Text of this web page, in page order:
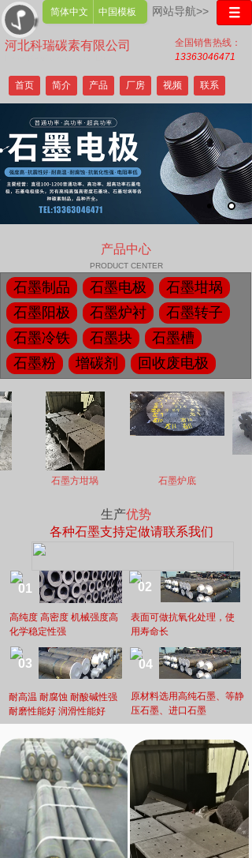
简体中文 中国模板 网站导航>>
全国销售热线：
13363046471
河北科瑞碳素有限公司
首页 简介 产品 厂房 视频 联系
产品中心
PRODUCT CENTER
石墨制品 石墨电极
石墨坩埚
石墨阳极
石墨炉衬
石墨转子
石墨冷铁
石墨块
石墨槽
石墨粉
增碳剂 回收废电极
石墨方坩埚 石墨炉底
生产优势
各种石墨支持定做请联系我们
02
01
表面可做抗氧化处理，使
用寿命长
高纯度 高密度 机械强度高
化学稳定性强
03 04
原材料选用高纯石墨、等静
压石墨、进口石墨
耐高温 耐腐蚀 耐酸碱性强
耐磨性能好 润滑性能好